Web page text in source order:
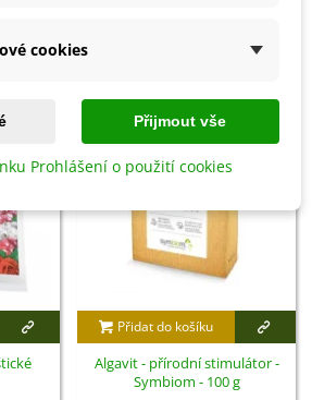
Přidat do košíku
Algavit - přírodní stimulátor -
Symbiom - 100 g
cookies
Přijmout vše
Prohlášení o použití cookies